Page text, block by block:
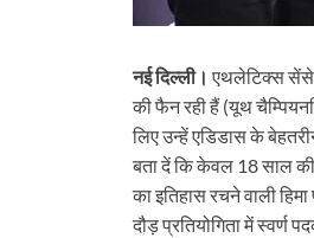
नई दिल्ली। एथलेटिक्स
की फैन रही हैं (यूथ
लिए उन्हें एडिडास के
बता दें कि केवल 18 साल की
का इतिहास रचने वाली
दौड़ प्रतियोगिता में